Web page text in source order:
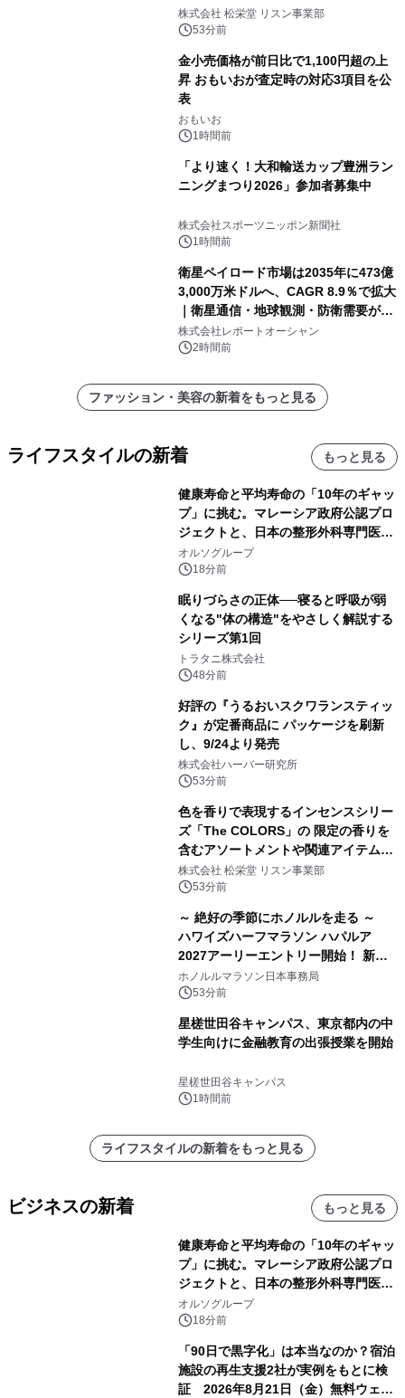
8月6日発売
株式会社 松栄堂 リスン事業部
53分前
金小売価格が前日比で1,100円超の上
昇 おもいおが査定時の対応3項目を公
表
おもいお
1時間前
「より速く！大和輸送カップ豊洲ラン
ニングまつり2026」参加者募集中
株式会社スポーツニッポン新聞社
1時間前
衛星ペイロード市場は2035年に473億
3,000万米ドルへ、CAGR 8.9％で拡大
｜衛星通信・地球観測・防衛需要が牽
引する次世代宇宙産業の成長戦略
株式会社レポートオーシャン
2時間前
ファッション・美容の新着をもっと見る
ライフスタイルの新着 もっと見る
健康寿命と平均寿命の「10年のギャッ
プ」に挑む。マレーシア政府公認プロ
ジェクトと、日本の整形外科専門医が
サステナブルな「エシカル・ツバメの
巣」の共同臨床検証を開始
オルソグループ
18分前
眠りづらさの正体──寝ると呼吸が弱
くなる"体の構造"をやさしく解説する
シリーズ第1回
トラタニ株式会社
48分前
好評の『うるおいスクワランスティッ
ク』が定番商品に パッケージを刷新
し、9/24より発売
株式会社ハーバー研究所
53分前
色を香りで表現するインセンスシリー
ズ「The COLORS」の 限定の香りを
含むアソートメントや関連アイテムを
8月6日発売
株式会社 松栄堂 リスン事業部
53分前
～ 絶好の季節にホノルルを走る ～
ハワイズハーフマラソン ハパルア
2027アーリーエントリー開始！ 新カ
テゴリー「ハパルアIKI(イキ)」(約
13.4km)が登場
ホノルルマラソン日本事務局
53分前
星槎世田谷キャンパス、東京都内の中
学生向けに金融教育の出張授業を開始
星槎世田谷キャンパス
1時間前
ライフスタイルの新着をもっと見る
ビジネスの新着 もっと見る
健康寿命と平均寿命の「10年のギャッ
プ」に挑む。マレーシア政府公認プロ
ジェクトと、日本の整形外科専門医が
サステナブルな「エシカル・ツバメの
巣」の共同臨床検証を開始
オルソグループ
18分前
「90日で黒字化」は本当なのか？宿泊
施設の再生支援2社が実例をもとに検
証 2026年8月21日（金）無料ウェビ